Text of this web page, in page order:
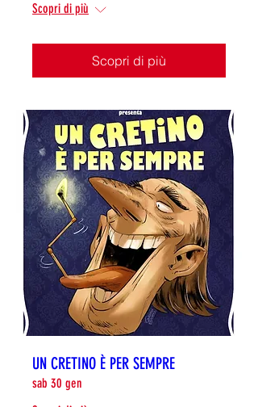
Scopri di più
Scopri di più
UN CRETINO È PER SEMPRE
sab 30 gen